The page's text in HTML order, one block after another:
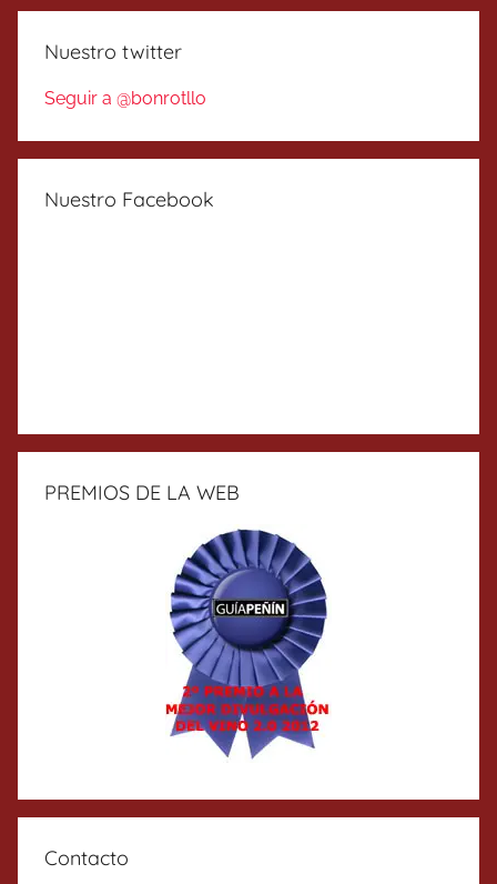
Nuestro twitter
Seguir a @bonrotllo
Nuestro Facebook
PREMIOS DE LA WEB
Contacto